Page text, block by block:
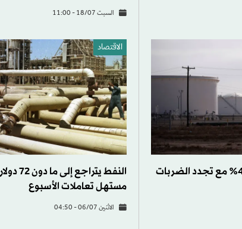
السبت 18/07 - 11:00
النفط يقفز أكثر من 4% مع تجدد الضربات
الاقتصاد
النفط يتراجع
مستهل تعاملات الأسبوع
الاثنين 06/07 - 04:50